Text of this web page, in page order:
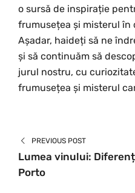
o sursă de inspirație
frumusețea și misterul în
Așadar, haideți să ne
și să continuăm să
jurul nostru, cu
frumusețea și misterul
PREVIOUS POST
Lumea vinului:
Porto